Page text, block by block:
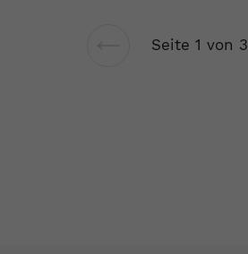
Vorherige
Seite 1 von 3